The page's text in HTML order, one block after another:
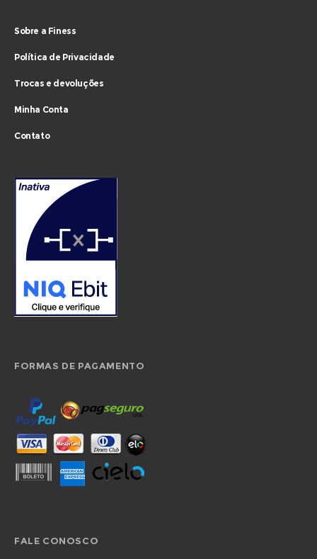
Sobre a Finess
Política de Privacidade
Trocas e devoluções
Minha Conta
Contato
FORMAS DE PAGAMENTO
FALE CONOSCO